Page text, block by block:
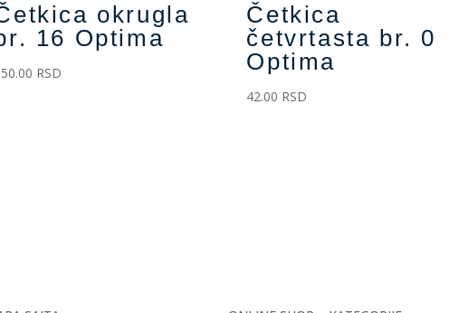
okrugla
16 Optima
RSD
Četkica
četvrtasta br. 0
Optima
42.00 RSD